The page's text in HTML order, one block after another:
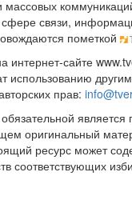
связи,
пометкой
сайте
прав:
оригинальный
ресурс может
соответствующих